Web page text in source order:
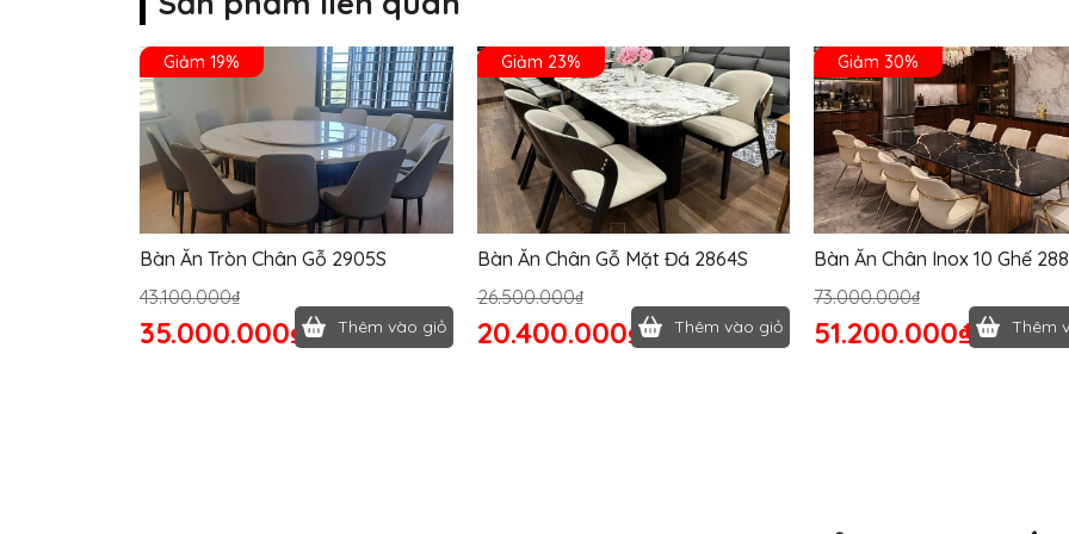
Giảm 19%
Bàn Ăn Tròn Chân Gỗ 2905S
43.100.000₫
35.000.000₫ Thêm vào giỏ
Giảm 23%
Bàn Ăn Chân Gỗ Mặt Đá 2864S
26.500.000₫
20.400.000₫ Thêm vào giỏ
Giảm 30%
Bàn Ăn Chân Inox 10 Ghế
73.000.000₫
51.200.000₫ Thêm